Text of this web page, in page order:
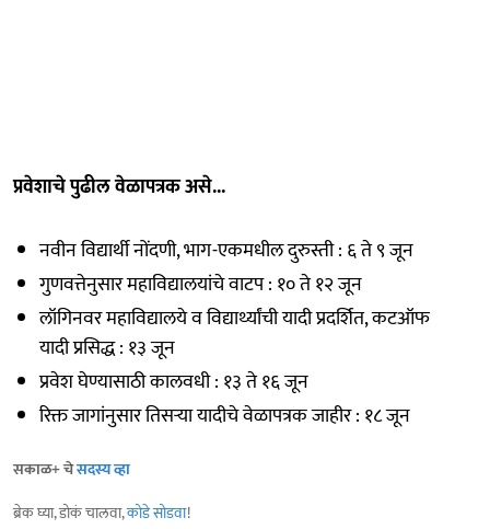
प्रवेशाचे पुढील वेळापत्रक असे...
नवीन विद्यार्थी नोंदणी, भाग-एकमधील दुरुस्ती : ६ ते ९ जून
गुणवत्तेनुसार महाविद्यालयांचे वाटप : १० ते १२ जून
लॉगिनवर महाविद्यालये व विद्यार्थ्यांची यादी प्रदर्शित, कटऑफ
यादी प्रसिद्ध : १३ जून
प्रवेश घेण्यासाठी कालवधी : १३ ते १६ जून
रिक्त जागांनुसार तिसऱ्या यादीचे वेळापत्रक जाहीर : १८ जून
सकाळ+ चेसदस्य व्हा
ब्रेक घ्या, डोकं चालवा,कोडे सोडवा!